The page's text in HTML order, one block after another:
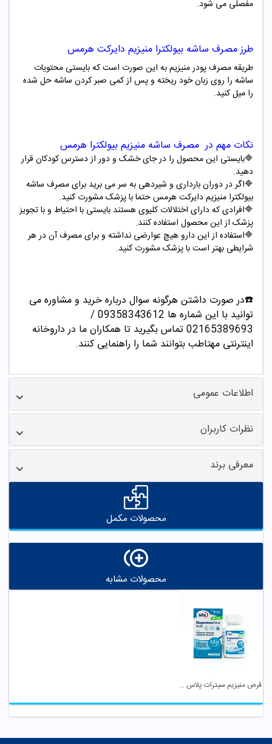
مفصلی می شود.
طرز مصرف ساشه بیولکترا منیزیم دایرکت هرمس
طریقه مصرف پودر منیزیم به این صورت است که بایستی محتویات
ساشه را روی زبان خود ریخته و پس از کمی صبر کردن ساشه حل شده
را میل کنید.
نکات مهم در مصرف ساشه منیزیم بیولکترا هرمس
🔷بایستی این محصول را در جای خشک و دور از دسترس کودکان قرار
دهید.
🔷اگر در دوران بارداری و شیردهی به سر می برید برای مصرف ساشه
بیولکترا منیزیم دایرکت هرمس حتما با پزشک مشورت کنید.
🔷افرادی که دارای اختلالات کلیوی هستند بایستی با احتیاط و با تجویز
پزشک از این محصول استفاده کنند.
🔷استفاده از این دارو هیچ عوارضی نداشته و برای مصرف آن در هر
شرایطی بهتر است با پزشک مشورت کنید.
☎️در صورت داشتن هرگونه سوال درباره خرید و مشاوره می
توانید با این شماره ها 09358343612 /
02165389693تماس بگیرید تا همکاران ما در داروخانه
اینترنتی مهتاطب بتوانند شما را راهنمایی کنند.
اطلاعات عمومی
نظرات کاربران
معرفی برند
محصولات مکمل
محصولات مشابه
قرص منیزیم سیترات پلاس یوروویتال